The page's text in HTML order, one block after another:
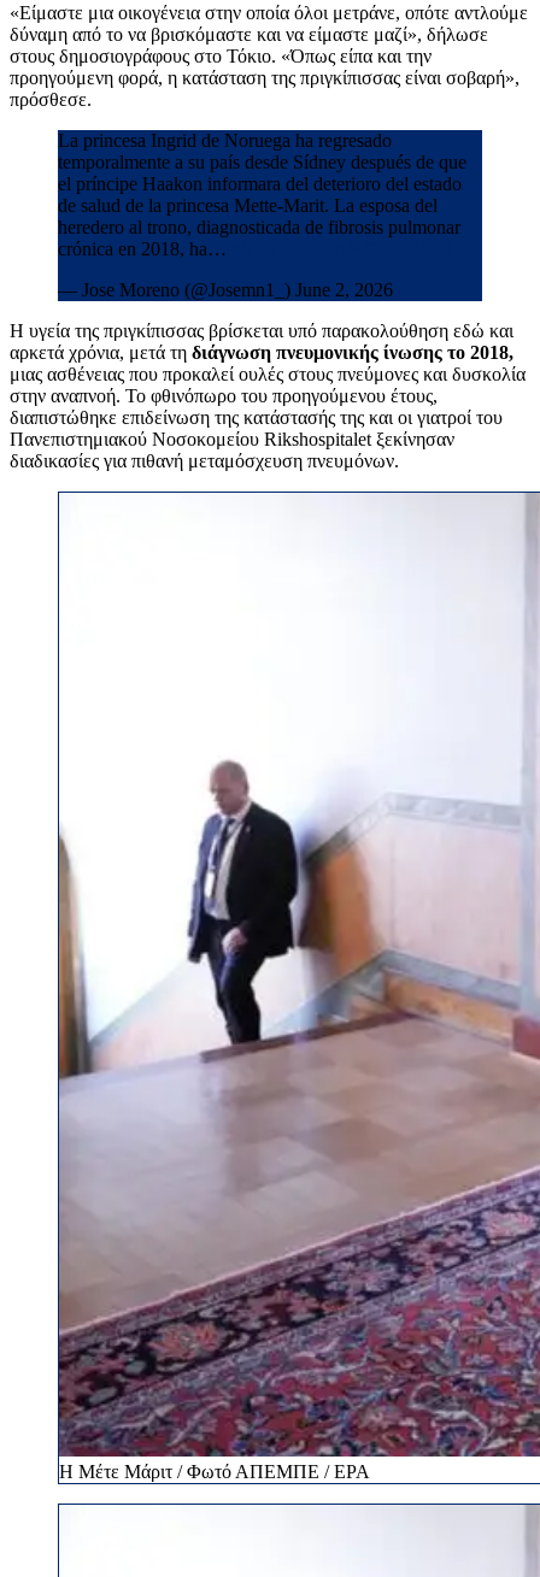
«Είμαστε μια οικογένεια στην οποία όλοι μετράνε, οπότε αντλούμε
δύναμη από το να βρισκόμαστε και να είμαστε μαζί», δήλωσε
στους δημοσιογράφους στο Τόκιο. «Όπως είπα και την
προηγούμενη φορά, η κατάσταση της πριγκίπισσας είναι σοβαρή»,
πρόσθεσε.
La princesa Ingrid de Noruega ha regresado
temporalmente a su país desde Sídney después de que
el príncipe Haakon informara del deterioro del estado
de salud de la princesa Mette-Marit. La esposa del
heredero al trono, diagnosticada de fibrosis pulmonar
crónica en 2018, ha…
— Jose Moreno (@Josemn1_) June 2, 2026
Η υγεία της πριγκίπισσας βρίσκεται υπό παρακολούθηση εδώ και
αρκετά χρόνια, μετά τη διάγνωση πνευμονικής ίνωσης το 2018,
μιας ασθένειας που προκαλεί ουλές στους πνεύμονες και δυσκολία
στην αναπνοή. Το φθινόπωρο του προηγούμενου έτους,
διαπιστώθηκε επιδείνωση της κατάστασής της και οι γιατροί του
Πανεπιστημιακού Νοσοκομείου Rikshospitalet ξεκίνησαν
διαδικασίες για πιθανή μεταμόσχευση πνευμόνων.
Η Μέτε Μάριτ / Φωτό ΑΠΕΜΠΕ / EPA